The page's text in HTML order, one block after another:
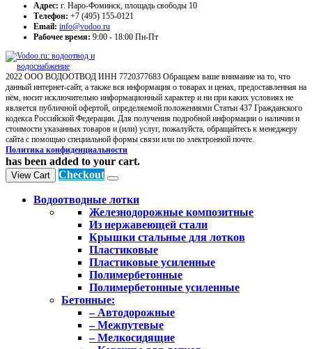
Адрес: г. Наро-Фоминск, площадь свободы 10
Телефон: +7 (495) 155-0121
Email: info@vodoo.ru
Рабочее время: 9:00 - 18:00 Пн-Пт
2022 ООО ВОДООТВОД ИНН 7720377683 Обращаем ваше внимание на то, что
данный интернет-сайт, а также вся информация о товарах и ценах, предоставленная на
нём, носит исключительно информационный характер и ни при каких условиях не
является публичной офертой, определяемой положениями Статьи 437 Гражданского
кодекса Российской Федерации. Для получения подробной информации о наличии и
стоимости указанных товаров и (или) услуг, пожалуйста, обращайтесь к менеджеру
сайта с помощью специальной формы связи или по электронной почте.
Политика конфиденциальности
has been added to your cart.
View Cart Checkout
Водоотводные лотки
Железнодорожные композитные
Из нержавеющей стали
Крышки стальные для лотков
Пластиковые
Пластиковые усиленные
Полимербетонные
Полимербетонные усиленные
Бетонные:
– Автодорожные
– Межпутевые
– Мелкосидящие